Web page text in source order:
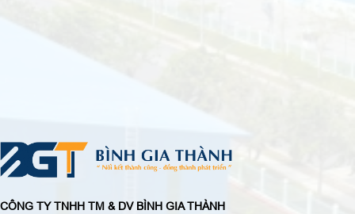
CÔNG TY TNHH TM & DV BÌNH GIA THÀNH